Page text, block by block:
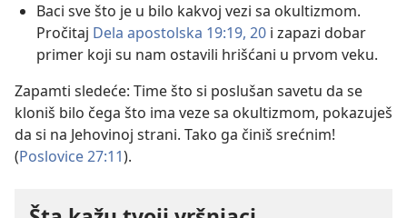
Baci sve što je u bilo kakvoj vezi sa okultizmom.
Pročitaj Dela apostolska 19:19, 20 i zapazi dobar
primer koji su nam ostavili hrišćani u prvom veku.
Zapamti sledeće: Time što si poslušan savetu da se
kloniš bilo čega što ima veze sa okultizmom, pokazuješ
da si na Jehovinoj strani. Tako ga činiš srećnim!
(Poslovice 27:11).